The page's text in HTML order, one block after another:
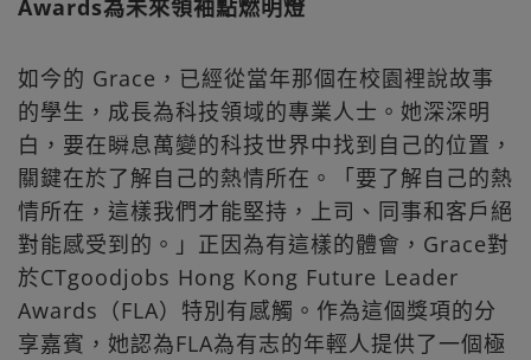
Awards為未來領袖點燃明燈
如今的 Grace，已經從當年那個在校園裡說故事
的學生，成長為科技領域的專業人士。她深深明
白，要在瞬息萬變的科技世界中找到自己的位置，
關鍵在於了解自己的熱情所在。「要了解自己的熱
情所在，這樣我們才能堅持，上司、同事和客戶絕
對能感受到的。」正因為有這樣的體會，Grace對
於CTgoodjobs Hong Kong Future Leader
Awards（FLA）特別有感觸。作為這個獎項的分
享嘉賓，她認為FLA為有志的年輕人提供了一個極